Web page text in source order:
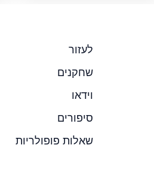
לעזור
שחקנים
וידאו
סיפורים
שאלות פופולריות